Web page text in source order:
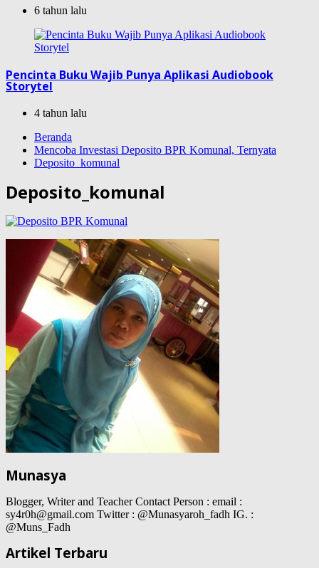
6 tahun lalu
Pencinta Buku Wajib Punya Aplikasi Audiobook
Storytel
4 tahun lalu
Beranda
Mencoba Investasi Deposito BPR Komunal, Ternyata
Deposito_komunal
Deposito_komunal
Munasya
Blogger, Writer and Teacher Contact Person : email :
sy4r0h@gmail.com Twitter : @Munasyaroh_fadh IG. :
@Muns_Fadh
Artikel Terbaru